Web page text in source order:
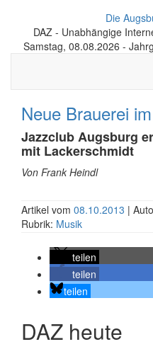
Die
DAZ - Unabhängige
Samstag, 08.08.2026 -
Neue Brauerei
Jazzclub Augsburg
mit Lackerschmidt
Von Frank Heindl
Artikel vom 08.10.2013 |
Rubrik: Musik
teilen
teilen
teilen
DAZ heute